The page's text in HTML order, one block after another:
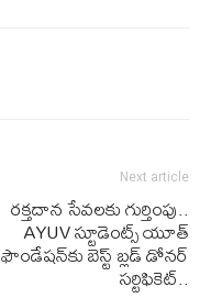
Next article
రక్తదాన సేవలకు గుర్తింపు..
AYUV స్టూడెంట్స్ యూత్
ఫౌండేషన్‌కు బెస్ట్ బ్లడ్ డోనర్
సర్టిఫికెట్..